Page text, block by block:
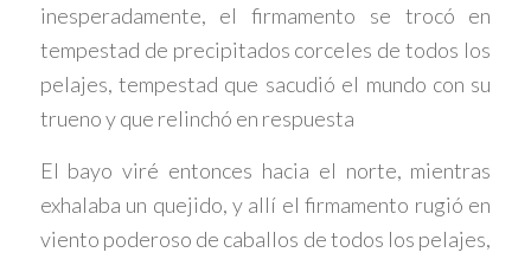
inesperadamente, el firmamento se trocó en
tempestad de precipitados corceles de todos los
pelajes, tempestad que sacudió el mundo con su
trueno y que relinchó en respuesta
El bayo viré entonces hacia el norte, mientras
exhalaba un quejido, y allí el firmamento rugió en
viento poderoso de caballos de todos los pelajes,